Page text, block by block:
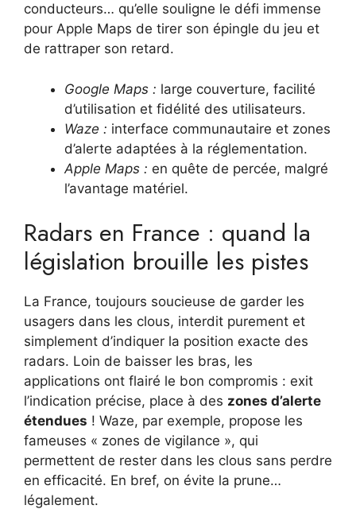
conducteurs… qu’elle souligne le défi immense
pour Apple Maps de tirer son épingle du jeu et
de rattraper son retard.
Google Maps : large couverture, facilité
d’utilisation et fidélité des utilisateurs.
Waze : interface communautaire et zones
d’alerte adaptées à la réglementation.
Apple Maps : en quête de percée, malgré
l’avantage matériel.
Radars en France : quand la
législation brouille les pistes
La France, toujours soucieuse de garder les
usagers dans les clous, interdit purement et
simplement d’indiquer la position exacte des
radars. Loin de baisser les bras, les
applications ont flairé le bon compromis : exit
l’indication précise, place à des zones d’alerte
étendues ! Waze, par exemple, propose les
fameuses « zones de vigilance », qui
permettent de rester dans les clous sans perdre
en efficacité. En bref, on évite la prune…
légalement.